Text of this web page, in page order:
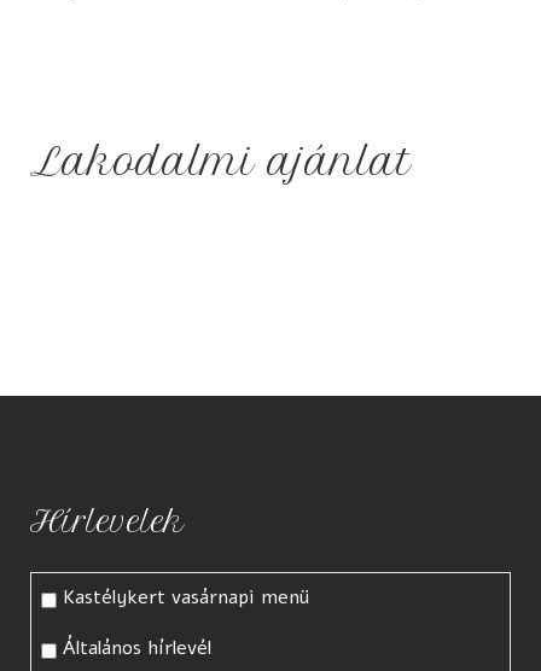
Lakodalmi ajánlat
Hírlevelek
Kastélykert vasárnapi menü
Általános hírlevél